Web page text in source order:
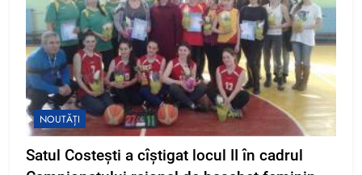
NOUTĂȚI
Satul Costești a cîștigat locul II în cadrul